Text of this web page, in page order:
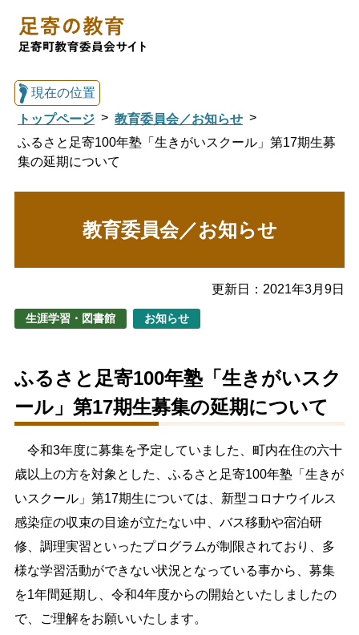
足寄の教育トップ
教育・手続き
生涯学習 文化・スポーツ
文字サイズ
標準 拡大
色合い
白 黒 黄 青
リセット
現在の位置
トップページ
教育委員会／お知らせ
ふるさと足寄100年塾「生きがいスクール」第17期生募
集の延期について
教育委員会／お知らせ
生涯学習・図書館 お知らせ
更新日： 2021年3月9日
ふるさと足寄100年塾「生きがいスク
ール」第17期生募集の延期について
令和3年度に募集を予定していました、町内在住の六十
歳以上の方を対象とした、ふるさと足寄100年塾「生きが
いスクール」第17期生については、新型コロナウイルス
感染症の収束の目途が立たない中、バス移動や宿泊研
修、調理実習といったプログラムが制限されており、多
様な学習活動ができない状況となっている事から、募集
を1年間延期し、令和4年度からの開始といたしましたの
で、ご理解をお願いいたします。